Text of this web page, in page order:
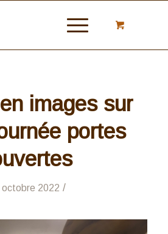
images sur
portes
octobre 2022 /